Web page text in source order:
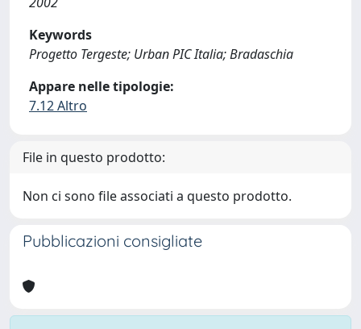
Keywords
Progetto Tergeste; Urban PIC Italia; Bradaschia
Appare nelle tipologie:
7.12 Altro
File in questo prodotto:
Non ci sono file associati a questo prodotto.
Pubblicazioni consigliate